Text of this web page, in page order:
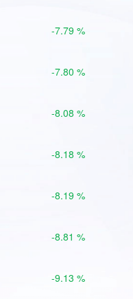
-7.79 %
-7.80 %
-8.08 %
-8.18 %
-8.19 %
-8.81 %
-9.13 %